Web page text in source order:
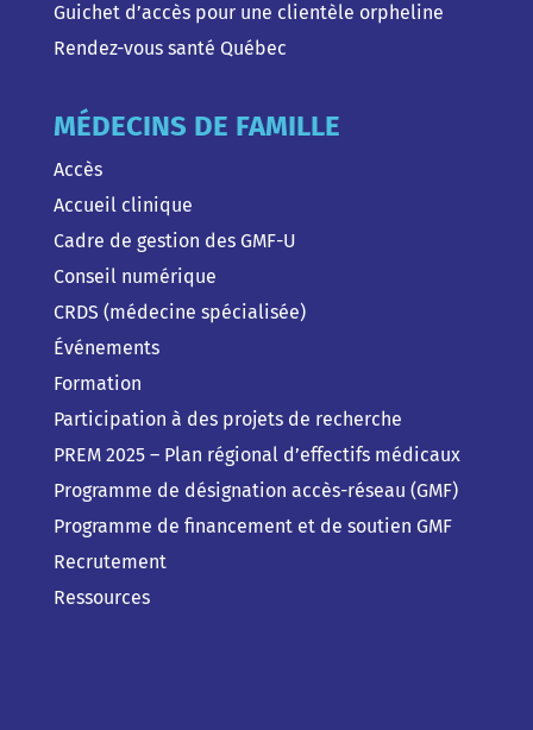
Guichet d’accès pour une clientèle orpheline
Rendez-vous santé Québec
MÉDECINS DE FAMILLE
Accès
Accueil clinique
Cadre de gestion des GMF-U
Conseil numérique
CRDS (médecine spécialisée)
Événements
Formation
Participation à des projets de recherche
PREM 2025 – Plan régional d’effectifs médicaux
Programme de désignation accès-réseau (GMF)
Programme de financement et de soutien GMF
Recrutement
Ressources